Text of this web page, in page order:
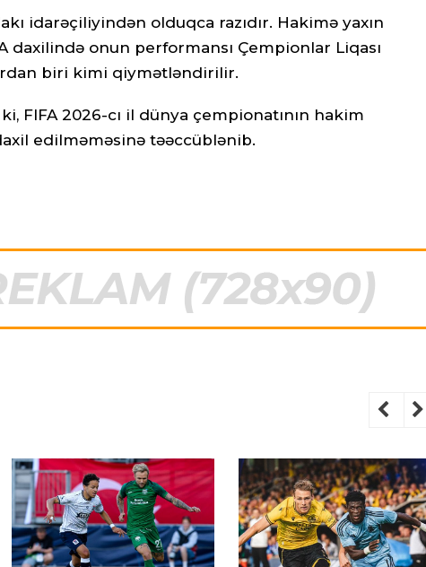
idarəçiliyindən olduqca razıdır. Hakimə yaxın
daxilində onun performansı Çempionlar Liqası
biri kimi qiymətləndirilir.
FIFA 2026-cı il dünya çempionatının hakim
edilməməsinə təəccüblənib.